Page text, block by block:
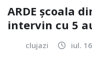
ARDE școala
intervin cu 5
clujazi iul.